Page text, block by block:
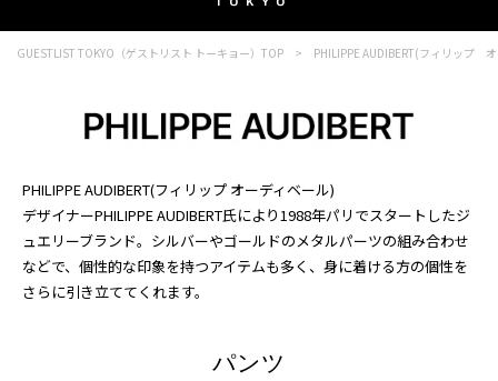
GUESTLIST TOKYO（ゲストリスト トーキョー）TOP PHILIPPE AUDIBERT(フィリップ
PHILIPPE AUDIBERT(フィリップ オーディベール)
デザイナーPHILIPPE AUDIBERT氏により1988年パリでスタートしたジ
ュエリーブランド。シルバーやゴールドのメタルパーツの組み合わせ
などで、個性的な印象を持つアイテムも多く、身に着ける方の個性を
さらに引き立ててくれます。
パンツ